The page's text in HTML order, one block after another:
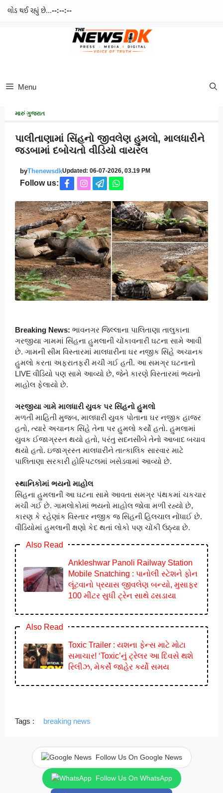
લોડ થઈ રહ્યું છે...--:--:--
Menu
મારું ગુજરાત
પાલીતાણામાં સિંહનો જીવલેણ હુમલો, માલધારીને
જડબામાં દબોચતો વીડિયો વાયરલ
byThenewsdkUpdated: 06-07-2026, 03.19 PM
Follow us:
Breaking News: ભાવનગર જિલ્લાના પાલિતાણા તાલુકાના
ગરજીયા ગામમાં સિંહના હુમલાની ચોંકાવનારી ઘટના સામે આવી
છે. ગામની સીમ વિસ્તારમાં માલધારીના ઘર નજીક સિંહે અચાનક
હુમલો કરતા અફરાતફરી મચી ગઈ હતી. આ સમગ્ર ઘટનાનો
LIVE વીડિયો પણ સામે આવ્યો છે, જેને કારણે વિસ્તારમાં ભયનો
માહોલ ફેલાયો છે.
ગરજીયા ગામે માલધારી યુવક પર સિંહનો હુમલો
મળતી માહિતી મુજબ, માલધારી યુવક પોતાના ઘર નજીક હાજર
હતો, ત્યારે અચાનક સિંહે તેના પર હુમલો કર્યો હતો. હુમલામાં
યુવક ઈજાગ્રસ્ત થયો હતો, પરંતુ સદનસીબે તેનો આબાદ બચાવ
થયો હતો. ઇજાગ્રસ્ત માલધારીને તાત્કાલિક સારવાર માટે
પાલિતાણા સરકારી હોસ્પિટલમાં ખસેડવામાં આવ્યો છે.
સ્થાનિકોમાં ભયનો માહોલ
સિંહના હુમલાની આ ઘટના સામે આવતા સમગ્ર પંથકમાં ચકચાર
મચી ગઈ છે. ગામલોકોમાં ભયનો માહોલ જોવા મળી રહ્યો છે,
કારણ કે રહેણાંક વિસ્તાર નજીક જ સિંહની હિલચાલ નોંધાઈ છે.
વીડિયોમાં હુમલાની ક્ષણો કેદ થતાં લોકો પણ ચોંકી ઉઠ્યા છે.
Also Read
Ankleshwar Panoli Railway Station
Mobile Snatching : પાનોલી સ્ટેશને ફોન
લૂંટવાનો પ્રયાસ જીવલેણ બન્યો, મુસાફર
100 મીટર સુધી ટ્રેન સાથે ઢસડાયા
Also Read
Toxic Trailer : યશના ફેન્સ માટે મોટા
સમાચાર! ‘Toxic’નું ટ્રેલર આ દિવસે થશે
રિલીઝ, મેકર્સે જાહેર કર્યો સમય
Tags : breaking news
Follow Us On Google News
Follow Us On WhatsApp